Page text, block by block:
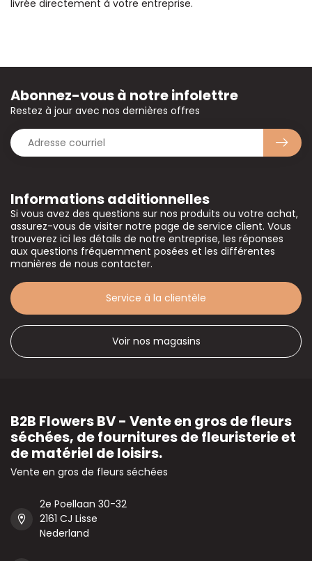
livrée directement à votre entreprise.
Informations additionnelles
Si vous avez des questions sur nos produits ou votre achat,
assurez-vous de visiter notre page de service client. Vous
trouverez ici les détails de notre entreprise, les réponses
aux questions fréquemment posées et les différentes
manières de nous contacter.
Service à la clientèle
Voir nos magasins
Abonnez-vous à notre infolettre
Restez à jour avec nos dernières offres
B2B Flowers BV - Vente en gros de fleurs
séchées, de fournitures de fleuristerie et
de matériel de loisirs.
Vente en gros de fleurs séchées
2e Poellaan 30-32
2161 CJ Lisse
Nederland